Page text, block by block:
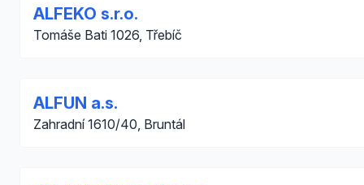
ALFEKO s.r.o.
Tomáše Bati 1026, Třebíč
ALFUN a.s.
Zahradní 1610/40, Bruntál